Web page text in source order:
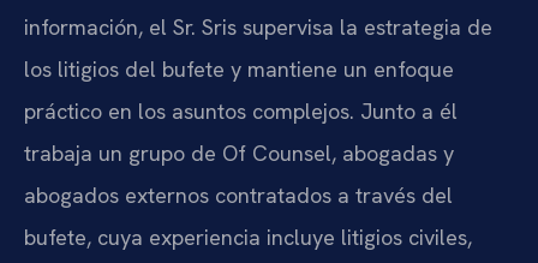
información, el Sr. Sris supervisa la estrategia de
los litigios del bufete y mantiene un enfoque
práctico en los asuntos complejos. Junto a él
trabaja un grupo de Of Counsel, abogadas y
abogados externos contratados a través del
bufete, cuya experiencia incluye litigios civiles,